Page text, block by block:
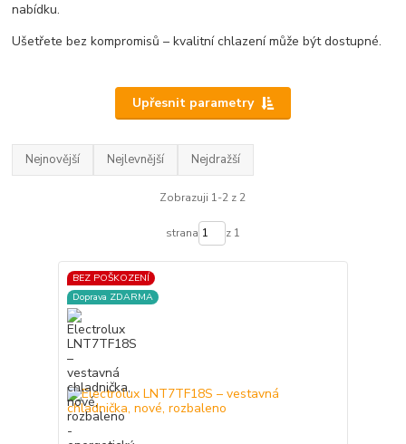
nabídku.
Ušetřete bez kompromisů – kvalitní chlazení může být dostupné.
Upřesnit parametry
Nejnovější Nejlevnější Nejdražší
Zobrazuji 1-2 z 2
strana z 1
BEZ POŠKOZENÍ
Doprava ZDARMA